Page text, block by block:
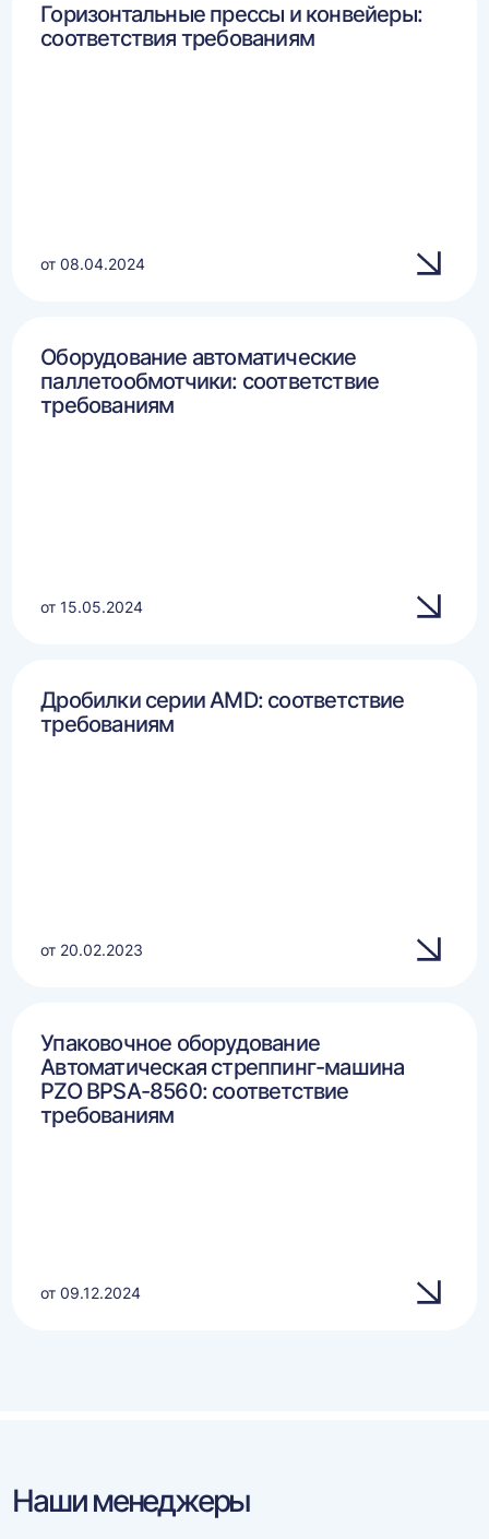
Горизонтальные прессы и конвейеры:
соответствия требованиям
от 08.04.2024
Оборудование автоматические
паллетообмотчики: соответствие
требованиям
от 15.05.2024
Дробилки серии AMD: соответствие
требованиям
от 20.02.2023
Упаковочное оборудование
Автоматическая стреппинг-машина
PZO BPSA-8560: соответствие
требованиям
от 09.12.2024
Наши менеджеры